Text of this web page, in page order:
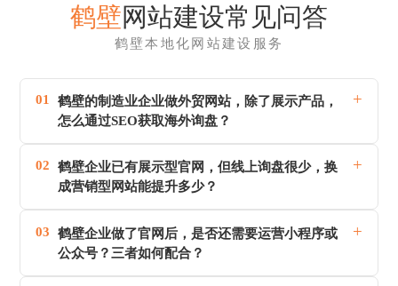
鹤壁网站建设常见问答
鹤壁本地化网站建设服务
01
鹤壁的制造业企业做外贸网站，除了展示产品，
怎么通过SEO获取海外询盘？
+
02 鹤壁企业已有展示型官网，但线上询盘很少，换
成营销型网站能提升多少？
+
03 鹤壁企业做了官网后，是否还需要运营小程序或
公众号？三者如何配合？
+